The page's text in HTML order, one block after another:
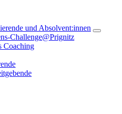
und Absolvent:innen
Challenge@Prignitz
Coaching